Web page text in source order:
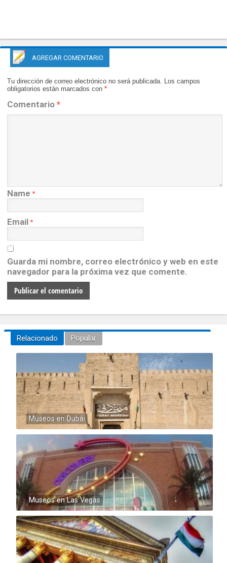
AGREGAR COMENTARIO
Tu dirección de correo electrónico no será publicada.
Los campos
obligatorios están marcados con *
Comentario *
Name *
Email *
Guarda mi nombre, correo electrónico y web en este
navegador para la próxima vez que comente.
Relacionado Popular
Museos en Dubái
Museos en Las Vegas